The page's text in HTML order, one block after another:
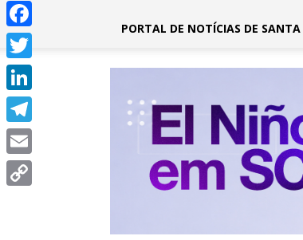
PORTAL DE NOTÍCIAS DE
WhatsApp
Facebook
Twitter
LinkedIn
Telegram
Email